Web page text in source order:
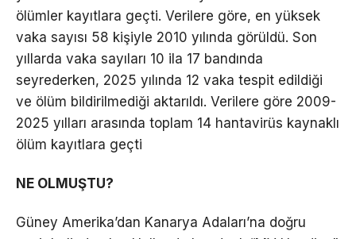
ölümler kayıtlara geçti. Verilere göre, en yüksek
vaka sayısı 58 kişiyle 2010 yılında görüldü. Son
yıllarda vaka sayıları 10 ila 17 bandında
seyrederken, 2025 yılında 12 vaka tespit edildiği
ve ölüm bildirilmediği aktarıldı. Verilere göre 2009-
2025 yılları arasında toplam 14 hantavirüs kaynaklı
ölüm kayıtlara geçti
NE OLMUŞTU?
Güney Amerika’dan Kanarya Adaları’na doğru